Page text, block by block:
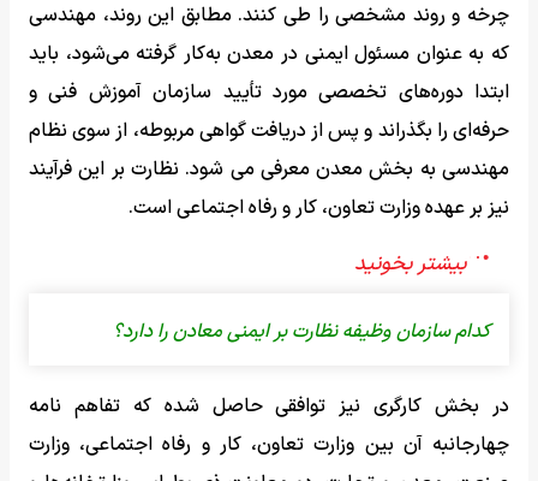
چرخه و روند مشخصی را طی کنند. مطابق این روند، مهندسی
که به عنوان مسئول ایمنی در معدن به‌کار گرفته می‌شود، باید
ابتدا دوره‌های تخصصی مورد تأیید سازمان آموزش فنی و
حرفه‌ای را بگذراند و پس از دریافت گواهی مربوطه، از سوی نظام
مهندسی به بخش معدن معرفی می شود. نظارت بر این فرآیند
نیز بر عهده وزارت تعاون، کار و رفاه اجتماعی است.
کدام سازمان وظیفه نظارت بر ایمنی معادن را دارد؟
در بخش کارگری نیز توافقی حاصل شده که تفاهم نامه
چهارجانبه آن بین وزارت تعاون، کار و رفاه اجتماعی، وزارت